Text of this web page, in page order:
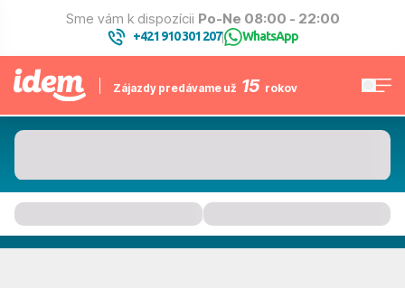
Sme vám k dispozícii Po-Ne 08:00 - 22:00
+421 910 301 207| WhatsApp
Zájazdy predávame už 15 rokov